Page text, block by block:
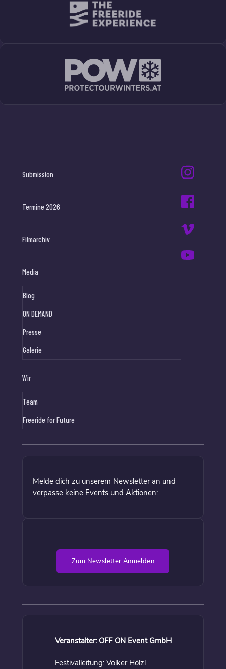
Submission
Termine 2026
Filmarchiv
Media
Blog
ON DEMAND
Presse
Galerie
Wir
Team
Freeride for Future
Melde dich zu unserem Newsletter an und
verpasse keine Events und Aktionen:
Zum Newsletter Anmelden
Veranstalter: OFF ON Event GmbH
Festivalleitung: Volker Hölzl